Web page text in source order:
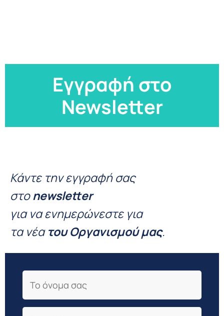
Εγγραφή στο
Newsletter
Κάντε την εγγραφή σας
στοnewsletter
για να ενημερώνεστε για
τα νέατου Οργανισμού μας.